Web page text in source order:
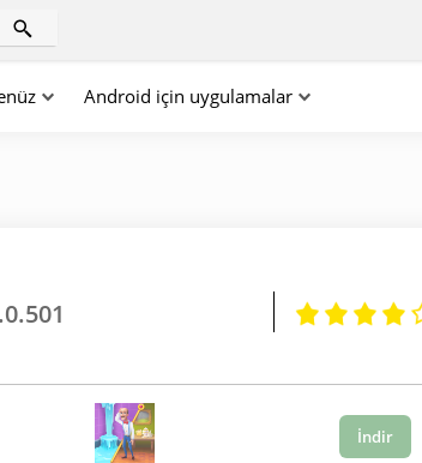
Android için uygulamalar
İndir